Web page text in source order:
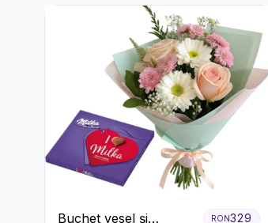
Buchet vesel și
RON329